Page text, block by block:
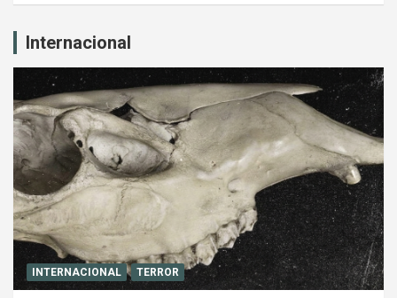
Internacional
INTERNACIONAL TERROR